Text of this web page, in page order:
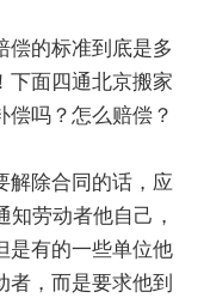
偿的标准到底是多
下面四通北京搬家
偿吗？怎么赔偿？
解除合同的话，应
劳动者他自己，
是有的一些单位他
者，而是要求他到